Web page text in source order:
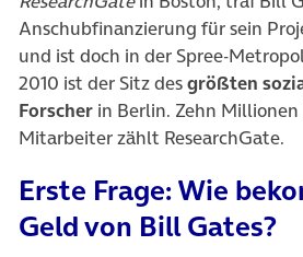
Anschubfinanzierung für sein
und ist doch in der Spree-
2010 ist der Sitz desgrößten
Forscher in Berlin. Zehn
Mitarbeiter zählt ResearchGate.
Erste Frage: Wie
Geld von Bill Gates?